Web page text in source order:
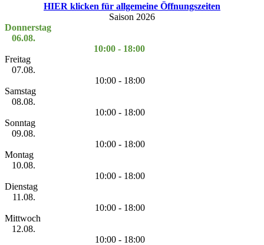
HIER klicken für allgemeine Öffnungszeiten
Saison 2026
Donnerstag
06.08.
10:00 - 18:00
Freitag
07.08.
10:00 - 18:00
Samstag
08.08.
10:00 - 18:00
Sonntag
09.08.
10:00 - 18:00
Montag
10.08.
10:00 - 18:00
Dienstag
11.08.
10:00 - 18:00
Mittwoch
12.08.
10:00 - 18:00